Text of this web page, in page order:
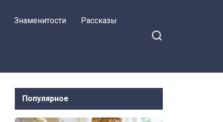
Знаменитости Рассказы
Популярное
мужа Ирина